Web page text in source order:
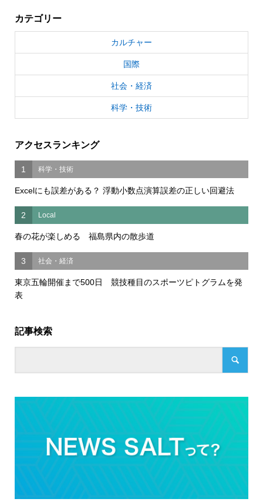
カテゴリー
カルチャー
国際
社会・経済
科学・技術
アクセスランキング
1 科学・技術
Excelにも誤差がある？ 浮動小数点演算誤差の正しい回避法
2 Local
春の花が楽しめる 福島県内の散歩道
3 社会・経済
東京五輪開催まで500日 競技種目のスポーツピトグラムを発
表
記事検索